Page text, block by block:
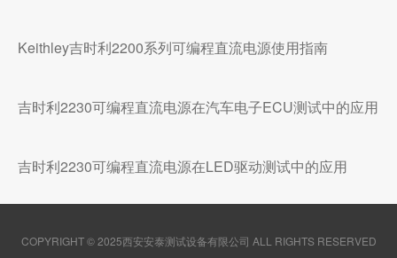
Keithley吉时利2200系列可编程直流电源使用指南
吉时利2230可编程直流电源在汽车电子ECU测试中的应用
吉时利2230可编程直流电源在LED驱动测试中的应用
COPYRIGHT © 2025西安安泰测试设备有限公司 ALL RIGHTS RESERVED